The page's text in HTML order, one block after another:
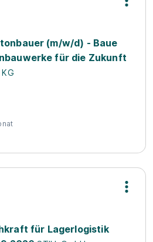
(m/w/d) - Baue
für die Zukunft
für Lagerlogistik